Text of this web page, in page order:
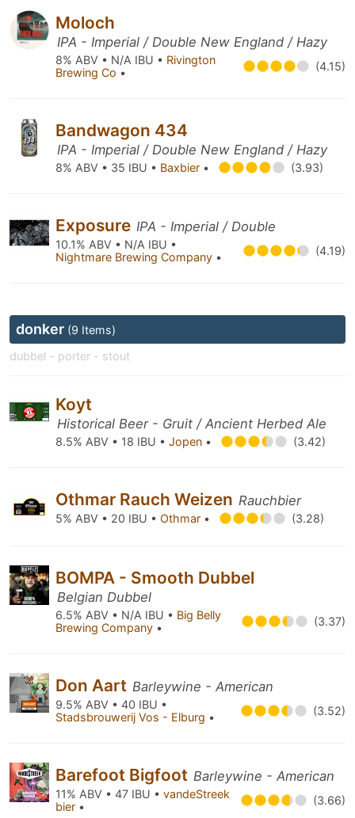
Moloch
IPA - Imperial / Double New England / Hazy
8% ABV • N/A IBU • Rivington
Brewing Co • (4.15)
Bandwagon 434
IPA - Imperial / Double New England / Hazy
8% ABV • 35 IBU • Baxbier • (3.93)
Exposure IPA - Imperial / Double
10.1% ABV • N/A IBU •
Nightmare Brewing Company • (4.19)
donker (9 Items)
dubbel - porter - stout
Koyt
Historical Beer - Gruit / Ancient Herbed Ale
8.5% ABV • 18 IBU • Jopen • (3.42)
Othmar Rauch Weizen Rauchbier
5% ABV • 20 IBU • Othmar • (3.28)
BOMPA - Smooth Dubbel
Belgian Dubbel
6.5% ABV • N/A IBU • Big Belly
Brewing Company • (3.37)
Don Aart Barleywine - American
9.5% ABV • 40 IBU •
Stadsbrouwerij Vos - Elburg • (3.52)
Barefoot Bigfoot Barleywine - American
11% ABV • 47 IBU • vandeStreek
bier • (3.66)